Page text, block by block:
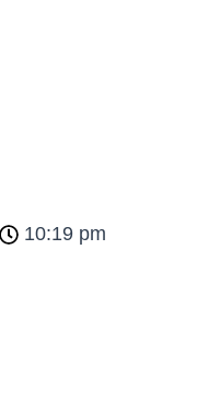
10:19 pm